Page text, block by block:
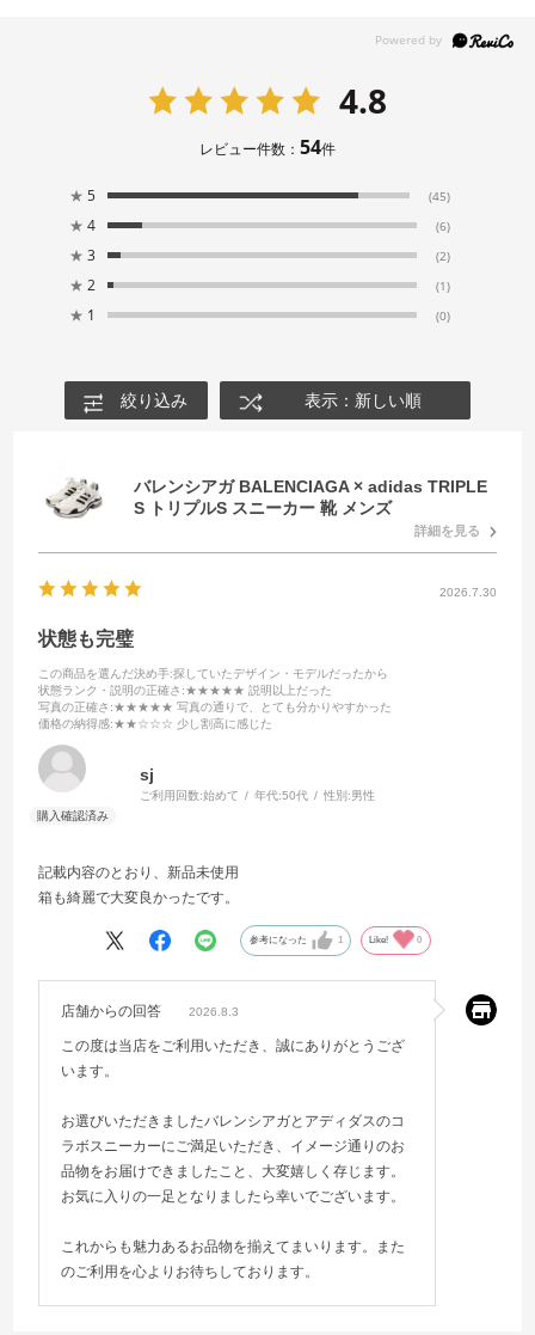
4.8
レビュー件数： 54件
★ 5 (45)
★ 4 (6)
★ 3 (2)
★ 2 (1)
★ 1 (0)
絞り込み 表示：新しい順
バレンシアガ BALENCIAGA × adidas TRIPLE
S トリプルS スニーカー 靴 メンズ
詳細を見る
2026.7.30
状態も完璧
この商品を選んだ決め手:探していたデザイン・モデルだったから
状態ランク・説明の正確さ :★★★★★ 説明以上だった
写真の正確さ :★★★★★ 写真の通りで、とても分かりやすかった
価格の納得感:★★☆☆☆ 少し割高に感じた
sj
ご利用回数:始めて 年代:50代 性別:男性
記載内容のとおり、新品未使用
箱も綺麗で大変良かったです。
参考になった 1 Like! 0
店舗からの回答 2026.8.3
この度は当店をご利用いただき、誠にありがとうござ
います。
お選びいただきましたバレンシアガとアディダスのコ
ラボスニーカーにご満足いただき、イメージ通りのお
品物をお届けできましたこと、大変嬉しく存じます。
お気に入りの一足となりましたら幸いでございます。
これからも魅力あるお品物を揃えてまいります。また
のご利用を心よりお待ちしております。